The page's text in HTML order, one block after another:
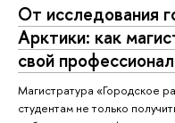
От исследования
Арктики: как
свой
Магистратура «Городское
студентам не только